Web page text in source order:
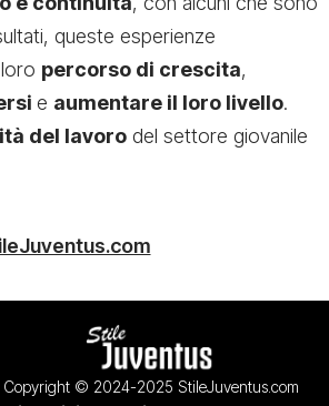
queste esperienze
percorso di crescita,
e aumentare il loro livello.
del lavoro del settore giovanile
Copyright © 2024-2025 StileJuventus.com